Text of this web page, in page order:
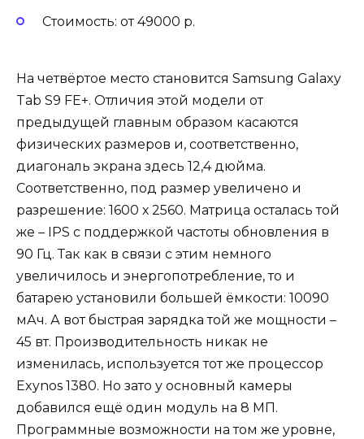
Стоимость: от 49000 р.
На четвёртое место становится Samsung Galaxy
Tab S9 FE+. Отличия этой модели от
предыдущей главным образом касаются
физических размеров и, соответственно,
диагональ экрана здесь 12,4 дюйма.
Соответственно, под размер увеличено и
разрешение: 1600 х 2560. Матрица осталась той
же – IPS с поддержкой частоты обновления в
90 Гц. Так как в связи с этим немного
увеличилось и энергопотребление, то и
батарею установили большей ёмкости: 10090
мАч. А вот быстрая зарядка той же мощности –
45 вт. Производительность никак не
изменилась, используется тот же процессор
Exynos 1380. Но зато у основный камеры
добавился ещё один модуль на 8 МП.
Программные возможности на том же уровне,